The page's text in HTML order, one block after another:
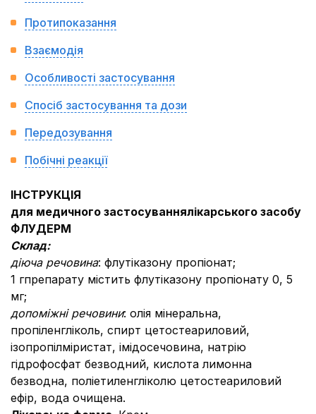
Протипоказання
Взаємодія
Особливості застосування
Спосіб застосування та дози
Передозування
Побічні реакції
ІНСТРУКЦІЯ
для медичного застосуваннялікарського засобу
ФЛУДЕРМ
Склад:
діюча речовина: флутіказону пропіонат;
1 гпрепарату містить флутіказону пропіонату 0, 5
мг;
допоміжні речовини: олія мінеральна,
пропіленгліколь, спирт цетостеариловий,
ізопропілміристат, імідосечовина, натрію
гідрофосфат безводний, кислота лимонна
безводна, поліетиленгліколю цетостеариловий
ефір, вода очищена.